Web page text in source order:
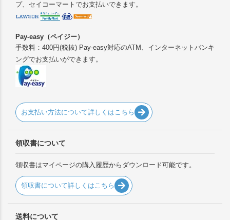
プ、セイコーマートでお支払いできます。
Pay-easy（ペイジー）
手数料：400円(税抜) Pay-easy対応のATM、インターネットバンキ
ングでお支払いができます。
お支払い方法について詳しくはこちら
領収書について
領収書はマイページの購入履歴からダウンロード可能です。
領収書について詳しくはこちら
送料について